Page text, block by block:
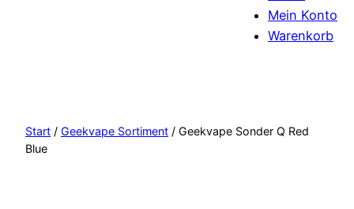
Mein Konto
Warenkorb
Start / Geekvape Sortiment / Geekvape Sonder Q Red
Blue